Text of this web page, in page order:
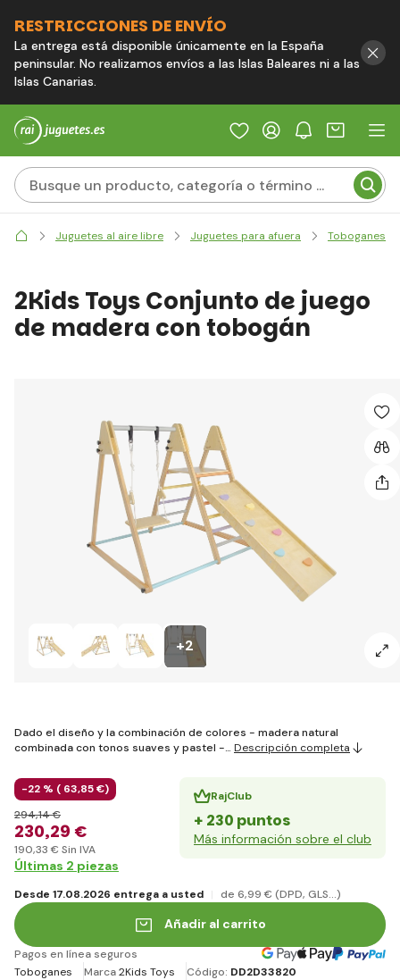
RESTRICCIONES DE ENVÍO
La entrega está disponible únicamente en la España
peninsular. No realizamos envíos a las Islas Baleares ni a las
Islas Canarias.
Juguetes al aire libre Juguetes para afuera Toboganes
+2
2Kids Toys Conjunto de juego
de madera con tobogán
Dado el diseño y la combinación de colores - madera natural
combinada con tonos suaves y pastel -… Descripción completa
-22 % ( 63,85 €)
230,29 €
294,14 €
190,33 € Sin IVA
RajClub
+ 230 puntos
Más información sobre el club
Últimas 2 piezas
Desde 17.08.2026 entrega a usted de 6,99 € (DPD, GLS...)
Añadir al carrito
Pagos en línea seguros
Toboganes
Marca2Kids Toys Código: DD2D33820